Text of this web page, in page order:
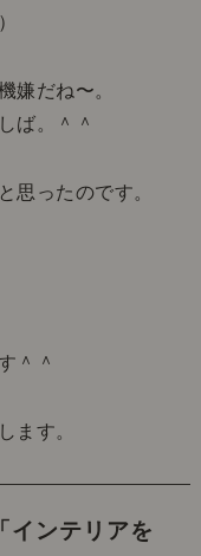
嫌だね〜。
しば。＾＾
思ったのです。
す＾＾
ます。
「インテリアを